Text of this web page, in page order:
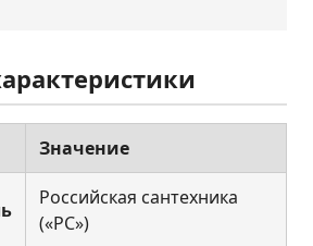
Значение
Российская сантехника
(«РС»)